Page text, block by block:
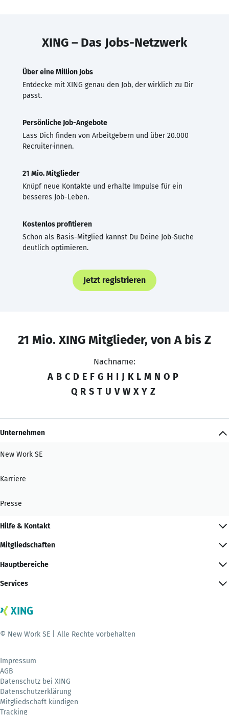
XING – Das Jobs-Netzwerk
Über eine Million Jobs
Entdecke mit XING genau den Job, der wirklich zu Dir
passt.
Persönliche Job-Angebote
Lass Dich finden von Arbeitgebern und über 20.000
Recruiter·innen.
21 Mio. Mitglieder
Knüpf neue Kontakte und erhalte Impulse für ein
besseres Job-Leben.
Kostenlos profitieren
Schon als Basis-Mitglied kannst Du Deine Job-Suche
deutlich optimieren.
Jetzt registrieren
21 Mio. XING Mitglieder, von A bis Z
Nachname:
A B C D E F G H I J K L M N O P
Q R S T U V W X Y Z
Unternehmen
New Work SE
Karriere
Presse
Hilfe & Kontakt
Mitgliedschaften
Hauptbereiche
Services
© New Work SE | Alle Rechte vorbehalten
Impressum
AGB
Datenschutz bei XING
Datenschutzerklärung
Mitgliedschaft kündigen
Tracking